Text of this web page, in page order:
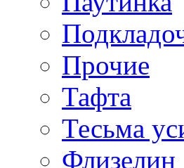
Прочие
Тафта
Тесьма
Флизелин